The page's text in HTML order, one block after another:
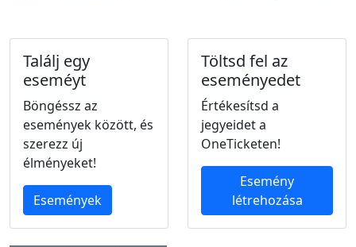
Találj egy
eseméyt
Böngéssz az
események között, és
szerezz új
élményeket!
Események
Töltsd fel az
eseményedet
Értékesítsd a
jegyeidet a
OneTicketen!
Esemény
létrehozása